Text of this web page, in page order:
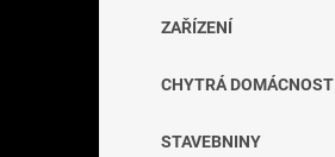
ZAŘÍZENÍ
CHYTRÁ DOMÁCNOST
STAVEBNINY